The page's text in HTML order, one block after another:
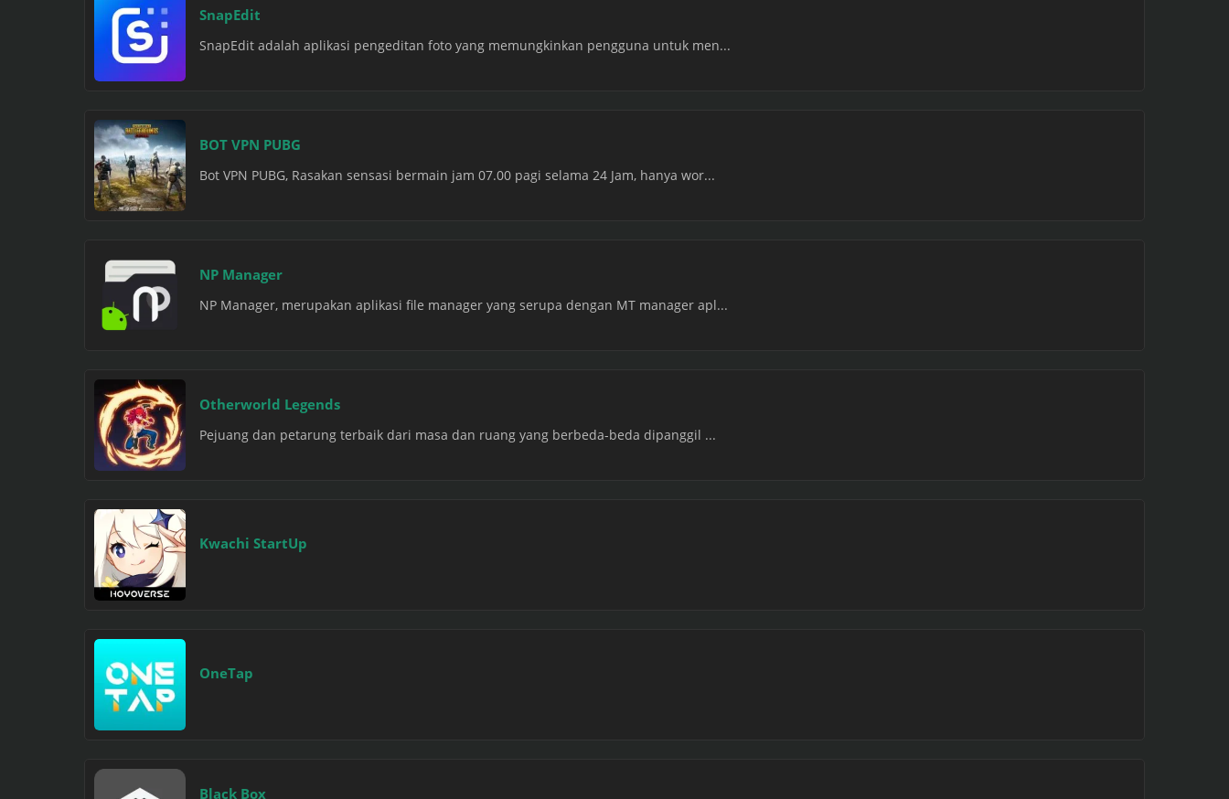
SnapEdit
SnapEdit adalah aplikasi pengeditan foto yang memungkinkan pengguna untuk men...
BOT VPN PUBG
Bot VPN PUBG, Rasakan sensasi bermain jam 07.00 pagi selama 24 Jam, hanya wor...
NP Manager
NP Manager, merupakan aplikasi file manager yang serupa dengan MT manager apl...
Otherworld Legends
Pejuang dan petarung terbaik dari masa dan ruang yang berbeda-beda dipanggil ...
Kwachi StartUp
OneTap
Black Box